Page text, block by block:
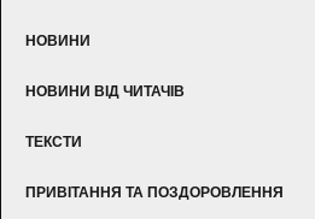
НОВИНИ
НОВИНИ ВІД ЧИТАЧІВ
ТЕКСТИ
ПРИВІТАННЯ ТА ПОЗДОРОВЛЕННЯ